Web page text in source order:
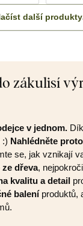
další produkty
zákulisí
v jednom.
:) Nahlédněte
se, jak vznikají
ze dřeva,
kvalitu a detail
baleníproduktů,